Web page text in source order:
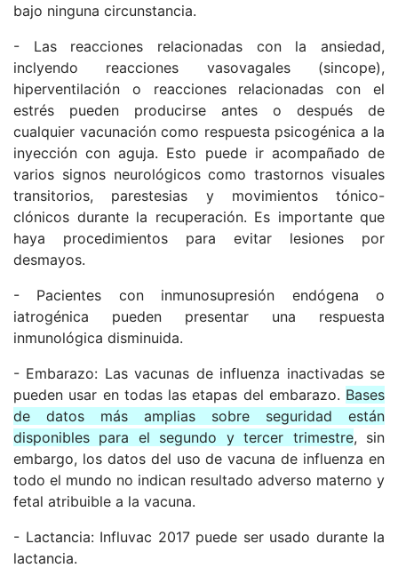
bajo ninguna circunstancia.
- Las reacciones relacionadas con la ansiedad,
inclyendo reacciones vasovagales (sincope),
hiperventilación o reacciones relacionadas con el
estrés pueden producirse antes o después de
cualquier vacunación como respuesta psicogénica a la
inyección con aguja. Esto puede ir acompañado de
varios signos neurológicos como trastornos visuales
transitorios, parestesias y movimientos tónico-
clónicos durante la recuperación. Es importante que
haya procedimientos para evitar lesiones por
desmayos.
- Pacientes con inmunosupresión endógena o
iatrogénica pueden presentar una respuesta
inmunológica disminuida.
- Embarazo: Las vacunas de influenza inactivadas se
pueden usar en todas las etapas del embarazo. Bases
de datos más amplias sobre seguridad están
disponibles para el segundo y tercer trimestre, sin
embargo, los datos del uso de vacuna de influenza en
todo el mundo no indican resultado adverso materno y
fetal atribuible a la vacuna.
- Lactancia: Influvac 2017 puede ser usado durante la
lactancia.